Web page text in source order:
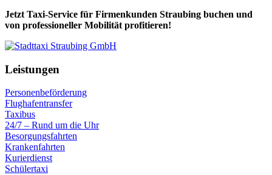
Jetzt Taxi-Service für Firmenkunden Straubing buchen und
von professioneller Mobilität profitieren!
Leistungen
Personenbeförderung
Flughafentransfer
Taxibus
24/7 – Rund um die Uhr
Besorgungsfahrten
Krankenfahrten
Kurierdienst
Schülertaxi